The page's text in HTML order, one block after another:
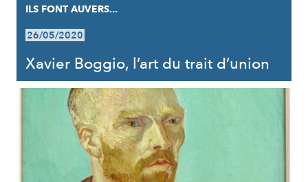
ILS FONT AUVERS...
26/05/2020
Xavier Boggio, l’art du trait d’union